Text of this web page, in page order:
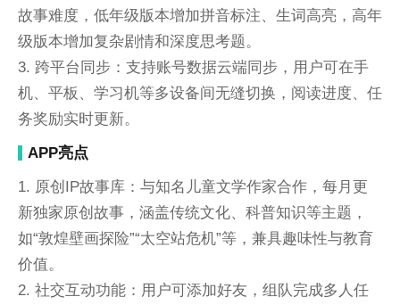
故事难度，低年级版本增加拼音标注、生词高亮，高年
级版本增加复杂剧情和深度思考题。
3. 跨平台同步：支持账号数据云端同步，用户可在手
机、平板、学习机等多设备间无缝切换，阅读进度、任
务奖励实时更新。
APP亮点
1. 原创IP故事库：与知名儿童文学作家合作，每月更
新独家原创故事，涵盖传统文化、科普知识等主题，
如“敦煌壁画探险”“太空站危机”等，兼具趣味性与教育
价值。
2. 社交互动功能：用户可添加好友，组队完成多人任